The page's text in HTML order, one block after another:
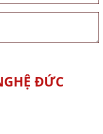
ĐỨC